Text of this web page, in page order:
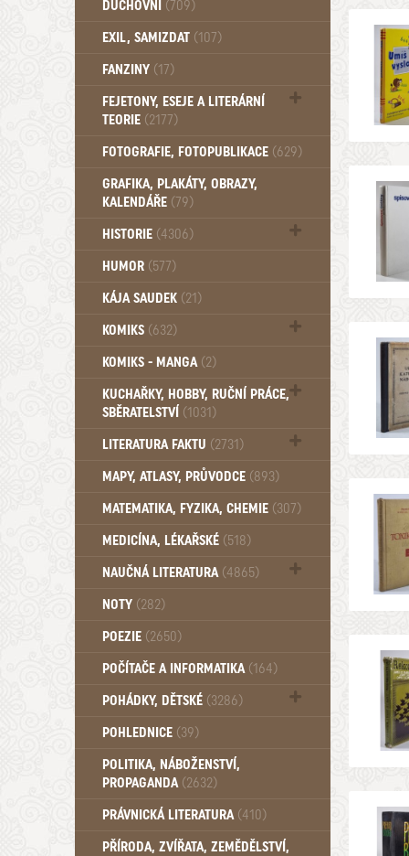
DUCHOVNÍ (709)
Okultismus (110)
EXIL, SAMIZDAT (107)
FANZINY (17)
FEJETONY, ESEJE A LITERÁRNÍ
TEORIE (2177)
Citáty, aforismy, snáře, přísloví,
FOTOGRAFIE, FOTOPUBLIKACE (629)
GRAFIKA, PLAKÁTY, OBRAZY,
KALENDÁŘE (79)
HISTORIE (4306)
Mytologie, Mýty, Báje, Pověsti (203)
HUMOR (577)
KÁJA SAUDEK (21)
KOMIKS (632)
Komiks - Čtyřlístek (232)
KOMIKS - MANGA (2)
KUCHAŘKY, HOBBY, RUČNÍ PRÁCE,
SBĚRATELSTVÍ (1031)
Dům a byt (102)
LITERATURA FAKTU (2731)
Katalogy (503)
MAPY, ATLASY, PRŮVODCE (893)
MATEMATIKA, FYZIKA, CHEMIE (307)
MEDICÍNA, LÉKAŘSKÉ (518)
NAUČNÁ LITERATURA (4865)
Zdraví a zdraví životní styl (510)
NOTY (282)
POEZIE (2650)
POČÍTAČE A INFORMATIKA (164)
POHÁDKY, DĚTSKÉ (3286)
Pro děti a mládež (2882)
Pohádky, Dětské - Od roku 1949 (257)
POHLEDNICE (39)
POLITIKA, NÁBOŽENSTVÍ,
PROPAGANDA (2632)
PRÁVNICKÁ LITERATURA (410)
PŘÍRODA, ZVÍŘATA, ZEMĚDĚLSTVÍ,